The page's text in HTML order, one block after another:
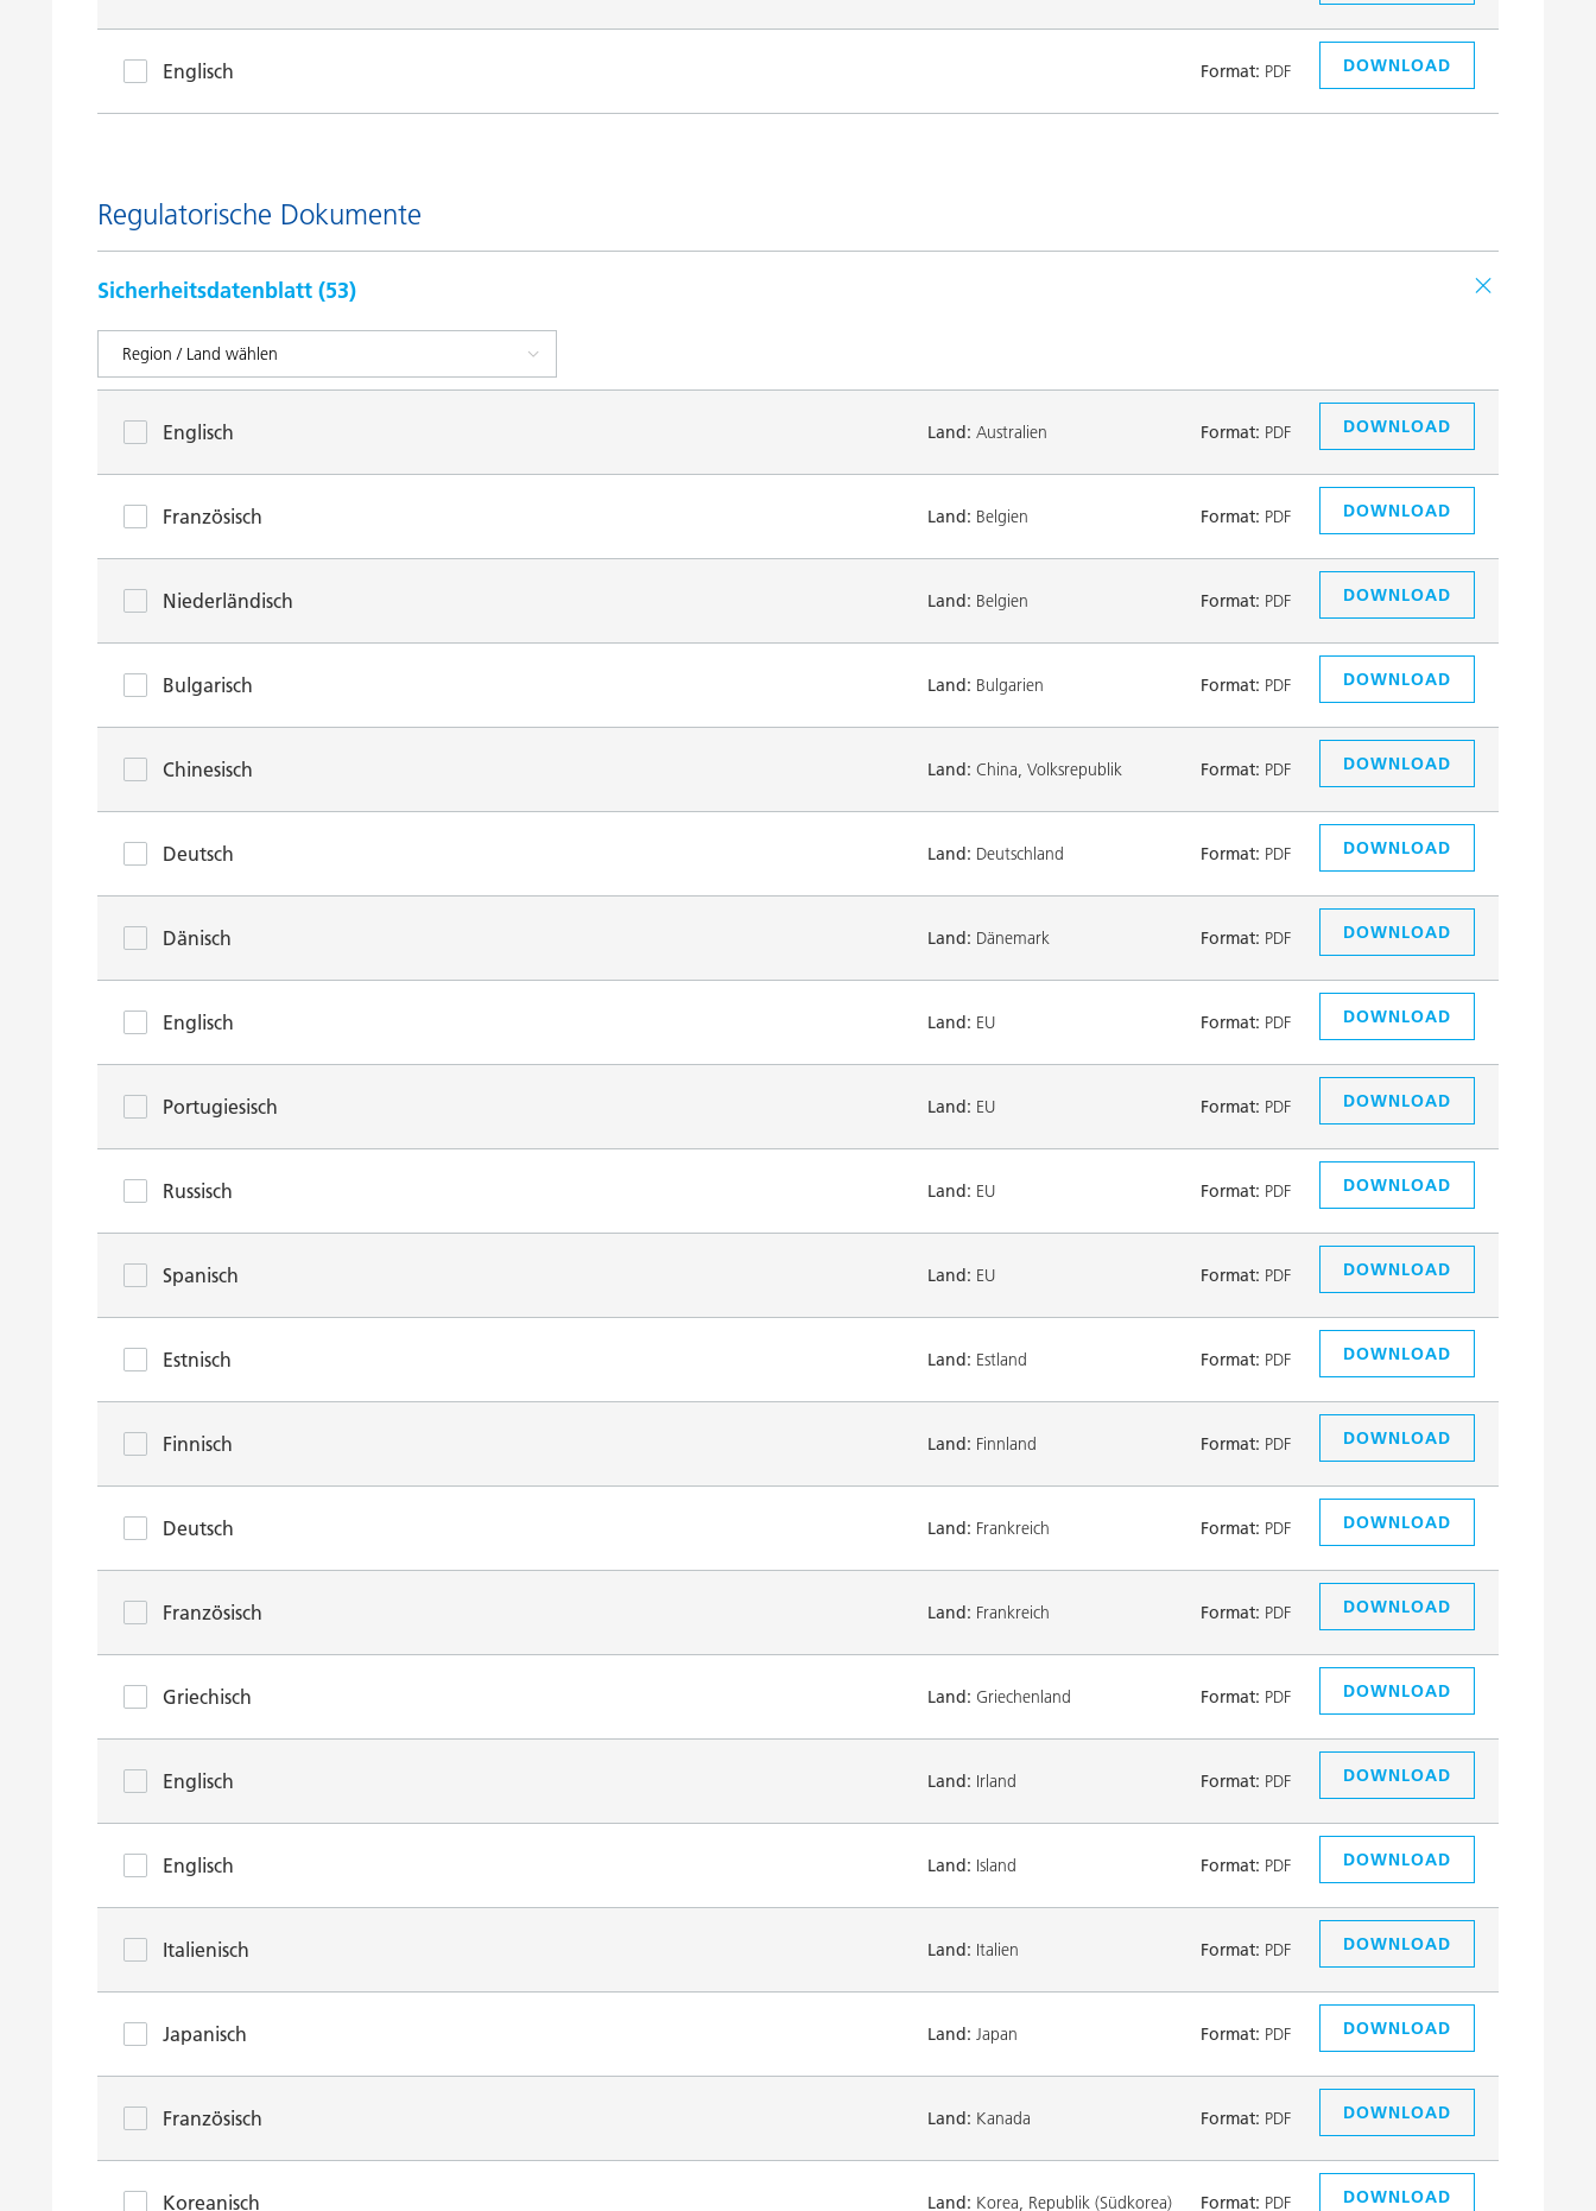
Englisch Format: PDF DOWNLOAD
Regulatorische Dokumente
Sicherheitsdatenblatt (53)
Englisch Land: Australien Format: PDF DOWNLOAD
Französisch Land: Belgien Format: PDF DOWNLOAD
Niederländisch Land: Belgien Format: PDF DOWNLOAD
Bulgarisch Land: Bulgarien Format: PDF DOWNLOAD
Chinesisch Land: China, Volksrepublik Format: PDF DOWNLOAD
Deutsch Land: Deutschland Format: PDF DOWNLOAD
Dänisch Land: Dänemark Format: PDF DOWNLOAD
Englisch Land: EU Format: PDF DOWNLOAD
Portugiesisch Land: EU Format: PDF DOWNLOAD
Russisch Land: EU Format: PDF DOWNLOAD
Spanisch Land: EU Format: PDF DOWNLOAD
Estnisch Land: Estland Format: PDF DOWNLOAD
Finnisch Land: Finnland Format: PDF DOWNLOAD
Deutsch Land: Frankreich Format: PDF DOWNLOAD
Französisch Land: Frankreich Format: PDF DOWNLOAD
Griechisch Land: Griechenland Format: PDF DOWNLOAD
Englisch Land: Irland Format: PDF DOWNLOAD
Englisch Land: Island Format: PDF DOWNLOAD
Italienisch Land: Italien Format: PDF DOWNLOAD
Japanisch Land: Japan Format: PDF DOWNLOAD
Französisch Land: Kanada Format: PDF DOWNLOAD
Koreanisch Land: Korea, Republik (Südkorea) Format: PDF DOWNLOAD